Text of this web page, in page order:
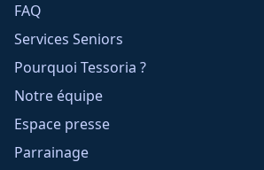
FAQ
Services Seniors
Pourquoi Tessoria ?
Notre équipe
Espace presse
Parrainage